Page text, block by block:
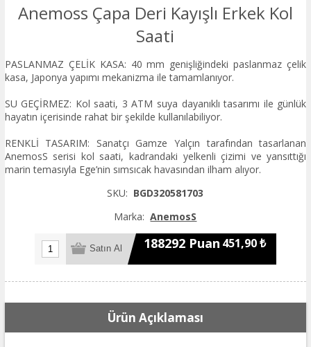
Anemoss Çapa Deri Kayışlı Erkek Kol
Saati
PASLANMAZ ÇELİK KASA: 40 mm genişliğindeki paslanmaz çelik
kasa, Japonya yapımı mekanizma ile tamamlanıyor.
SU GEÇİRMEZ: Kol saati, 3 ATM suya dayanıklı tasarımı ile günlük
hayatın içerisinde rahat bir şekilde kullanılabiliyor.
RENKLİ TASARIM: Sanatçı Gamze Yalçın tarafından tasarlanan
AnemosS serisi kol saati, kadrandaki yelkenli çizimi ve yansıttığı
marin temasıyla Ege’nin sımsıcak havasından ilham alıyor.
SKU: BGD320581703
Marka: AnemosS
188292 Puan 451,90 ₺
Ürün Açıklaması